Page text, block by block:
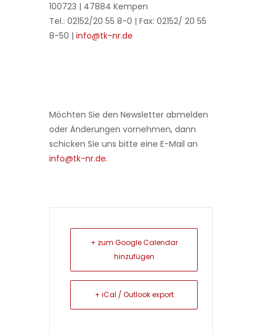
100723 | 47884 Kempen
Tel.: 02152/20 55 8-0 | Fax: 02152/ 20 55
8-50 | info@tk-nr.de
Möchten Sie den Newsletter abmelden
oder Änderungen vornehmen, dann
schicken Sie uns bitte eine E-Mail an
info@tk-nr.de.
+ zum Google Calendar
hinzufügen
+ iCal / Outlook export